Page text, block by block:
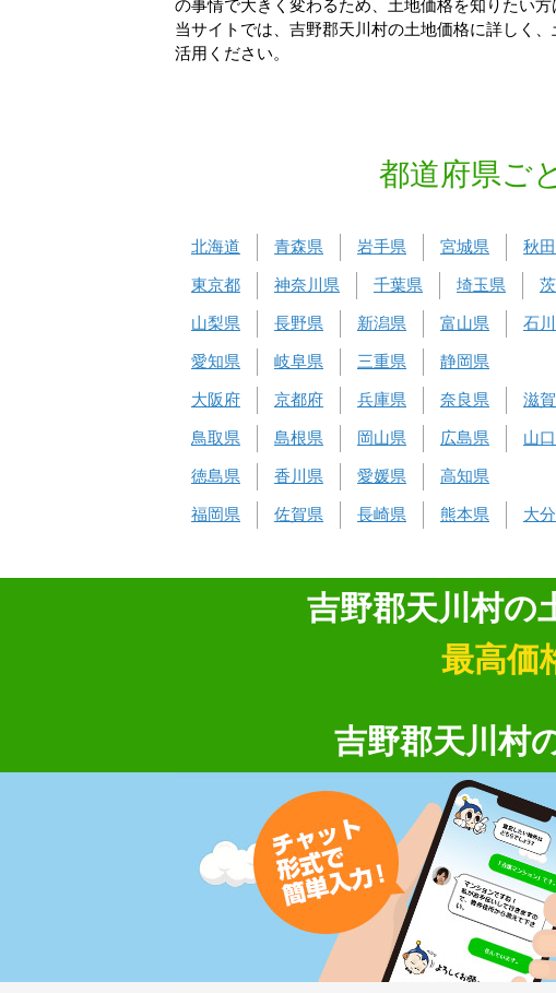
の事情で大きく変わるため、土地価格を知りたい
当サイトでは、吉野郡天川村の土地価格に詳しく
活用ください。
都道府県ご
北海道 青森県 岩手県 宮城県 秋
東京都 神奈川県 千葉県 埼玉県
山梨県 長野県 新潟県 富山県 石
愛知県 岐阜県 三重県 静岡県
大阪府 京都府 兵庫県 奈良県 滋
鳥取県 島根県 岡山県 広島県 山
徳島県 香川県 愛媛県 高知県
福岡県 佐賀県 長崎県 熊本県 大
吉野郡天川村の
最高価
吉野郡天川村